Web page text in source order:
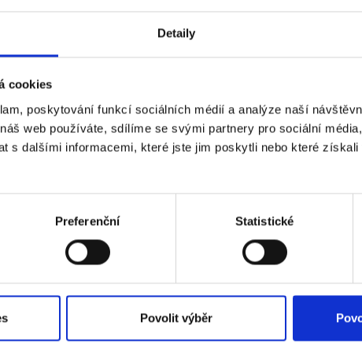
Detaily
cookies
poskytování funkcí sociálních médií a analýze naší
web používáte, sdílíme se svými partnery pro sociální
s dalšími informacemi, které jste jim poskytli nebo které
Preferenční Statistické
Povolit výběr
125x250
125x250
125x250
125x250
125x250
VODOVZDORNÁ